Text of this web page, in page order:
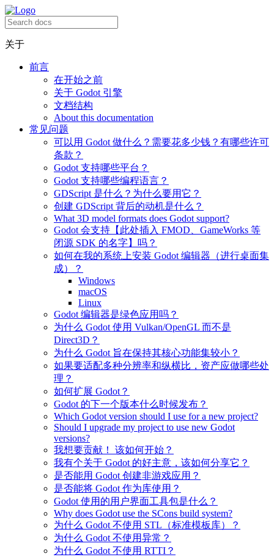
关于
前言
在开始之前
关于 Godot 引擎
文档结构
About this documentation
常见问题
可以用 Godot 做什么？需要花多少钱？有哪些许可
条款？
Godot 支持哪些平台？
Godot 支持哪些编程语言？
GDScript 是什么？为什么要用它？
创建 GDScript 背后的动机是什么？
What 3D model formats does Godot support?
Godot 会支持【此处插入 FMOD、GameWorks 等
闭源 SDK 的名字】吗？
如何在我的系统上安装 Godot 编辑器（进行桌面集
成）？
Windows
macOS
Linux
Godot 编辑器是绿色应用吗？
为什么 Godot 使用 Vulkan/OpenGL 而不是
Direct3D？
为什么 Godot 旨在保持其核心功能集较小？
如果要适配多种分辨率和纵横比，资产应做哪些处
理？
如何扩展 Godot？
Godot 的下一个版本什么时候发布？
Which Godot version should I use for a new project?
Should I upgrade my project to use new Godot
versions?
我想要贡献！ 该如何开始？
我有个关于 Godot 的好主意，该如何分享它？
是否能用 Godot 创建非游戏应用？
是否能将 Godot 作为库使用？
Godot 使用的用户界面工具包是什么？
Why does Godot use the SCons build system?
为什么 Godot 不使用 STL（标准模板库）？
为什么 Godot 不使用异常？
为什么 Godot 不使用 RTTI？